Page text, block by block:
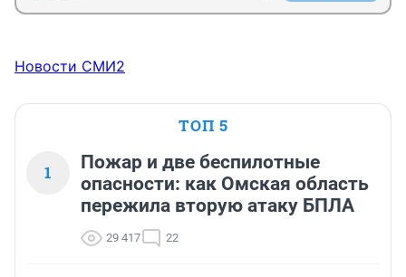
Новости СМИ2
ТОП 5
1
Пожар и две беспилотные
опасности: как Омская область
пережила вторую атаку БПЛА
29 417 22